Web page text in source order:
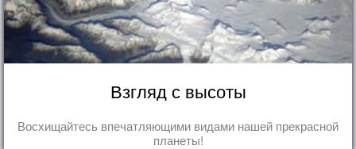
Взгляд с высоты
Восхищайтесь впечатляющими видами нашей прекрасной
планеты!